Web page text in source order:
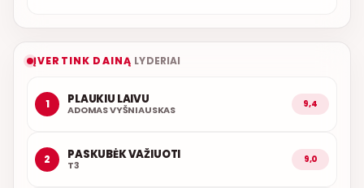
ĮVERTINK DAINĄ LYDERIAI
1 PLAUKIU LAIVU
ADOMAS VYŠNIAUSKAS 9,4
2 PASKUBĖK VAŽIUOTI
T3 9,0